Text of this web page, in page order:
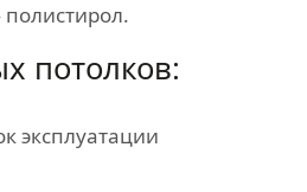
потолков:
эксплуатации